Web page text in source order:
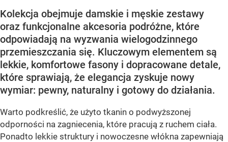
Kolekcja obejmuje damskie i męskie zestawy
oraz funkcjonalne akcesoria podróżne, które
odpowiadają na wyzwania wielogodzinnego
przemieszczania się. Kluczowym elementem są
lekkie, komfortowe fasony i dopracowane detale,
które sprawiają, że elegancja zyskuje nowy
wymiar: pewny, naturalny i gotowy do działania.
Warto podkreślić, że użyto tkanin o podwyższonej
odporności na zagniecenia, które pracują z ruchem ciała.
Ponadto lekkie struktury i nowoczesne włókna zapewniają